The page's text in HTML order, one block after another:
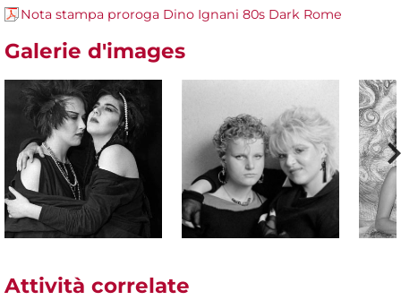
Nota stampa proroga Dino Ignani 80s Dark Rome
Galerie d'images
Attività correlate